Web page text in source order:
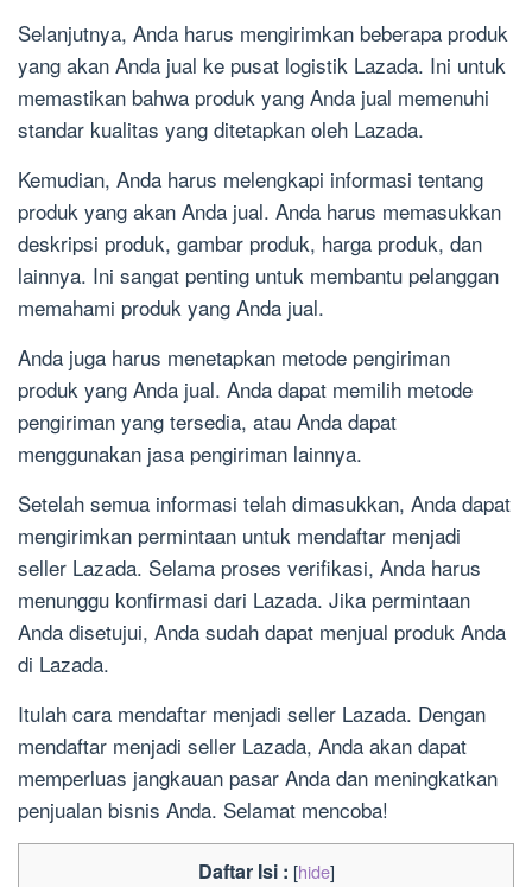
Selanjutnya, Anda harus mengirimkan beberapa produk
yang akan Anda jual ke pusat logistik Lazada. Ini untuk
memastikan bahwa produk yang Anda jual memenuhi
standar kualitas yang ditetapkan oleh Lazada.
Kemudian, Anda harus melengkapi informasi tentang
produk yang akan Anda jual. Anda harus memasukkan
deskripsi produk, gambar produk, harga produk, dan
lainnya. Ini sangat penting untuk membantu pelanggan
memahami produk yang Anda jual.
Anda juga harus menetapkan metode pengiriman
produk yang Anda jual. Anda dapat memilih metode
pengiriman yang tersedia, atau Anda dapat
menggunakan jasa pengiriman lainnya.
Setelah semua informasi telah dimasukkan, Anda dapat
mengirimkan permintaan untuk mendaftar menjadi
seller Lazada. Selama proses verifikasi, Anda harus
menunggu konfirmasi dari Lazada. Jika permintaan
Anda disetujui, Anda sudah dapat menjual produk Anda
di Lazada.
Itulah cara mendaftar menjadi seller Lazada. Dengan
mendaftar menjadi seller Lazada, Anda akan dapat
memperluas jangkauan pasar Anda dan meningkatkan
penjualan bisnis Anda. Selamat mencoba!
Daftar Isi : [hide]